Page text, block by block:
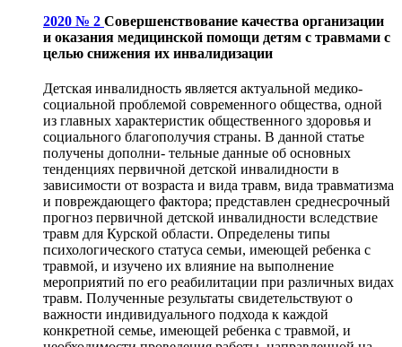
2020 № 2 Совершенствование качества организации
и оказания медицинской помощи детям с травмами с
целью снижения их инвалидизации
Детская инвалидность является актуальной медико-
социальной проблемой современного общества, одной
из главных характеристик общественного здоровья и
социального благополучия страны. В данной статье
получены дополни- тельные данные об основных
тенденциях первичной детской инвалидности в
зависимости от возраста и вида травм, вида травматизма
и повреждающего фактора; представлен среднесрочный
прогноз первичной детской инвалидности вследствие
травм для Курской области. Определены типы
психологического статуса семьи, имеющей ребенка с
травмой, и изучено их влияние на выполнение
мероприятий по его реабилитации при различных видах
травм. Полученные результаты свидетельствуют о
важности индивидуального подхода к каждой
конкретной семье, имеющей ребенка с травмой, и